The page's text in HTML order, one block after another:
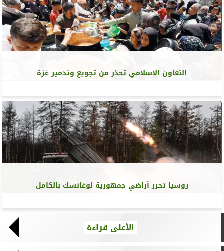
التعاون الإسلامي تحذر من تجويع وتدمير غزة
روسيا تحرر أراضي جمهورية لوغانسك بالكامل
الأعلى قراءة